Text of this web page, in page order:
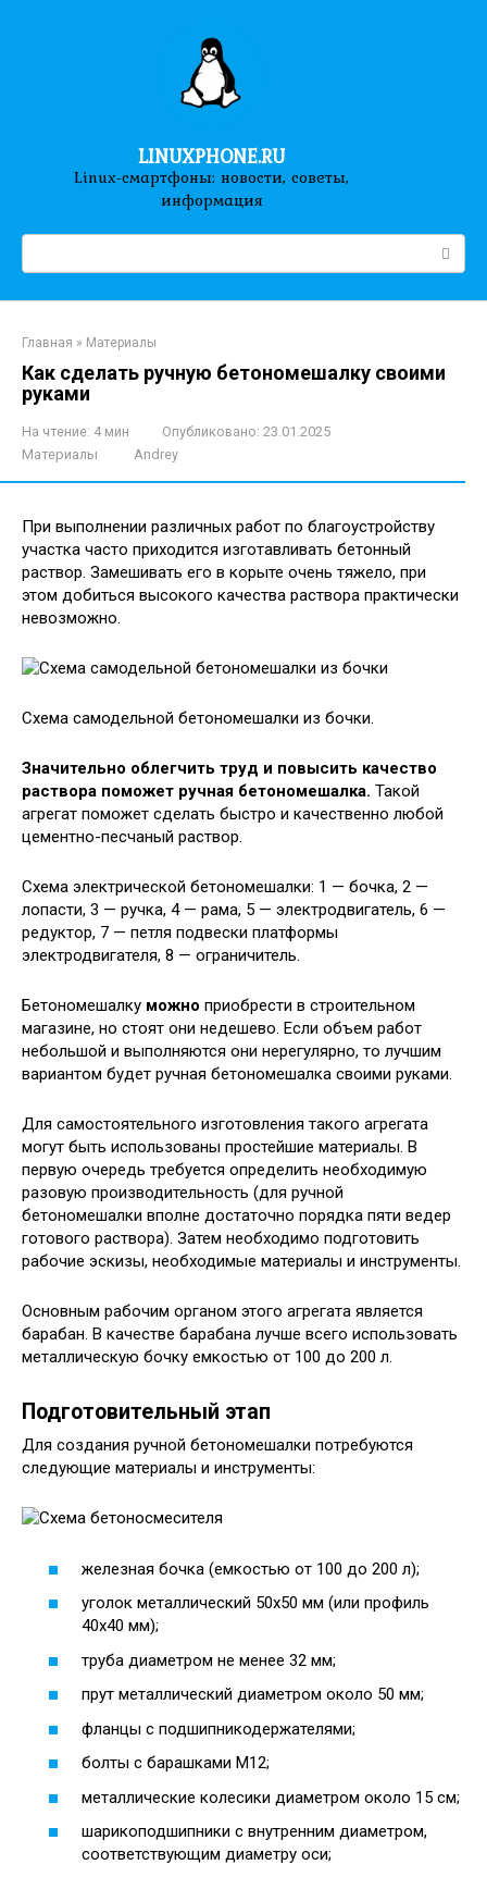
LINUXPHONE.RU
Linux-смартфоны: новости, советы,
информация
Главная » Материалы
Как сделать ручную бетономешалку своими
руками
На чтение: 4 мин Опубликовано: 23.01.2025
Материалы
Andrey
При выполнении различных работ по благоустройству
участка часто приходится изготавливать бетонный
раствор. Замешивать его в корыте очень тяжело, при
этом добиться высокого качества раствора практически
невозможно.
Схема самодельной бетономешалки из бочки.
Значительно облегчить труд и повысить качество
раствора поможет ручная бетономешалка. Такой
агрегат поможет сделать быстро и качественно любой
цементно-песчаный раствор.
Схема электрической бетономешалки: 1 — бочка, 2 —
лопасти, 3 — ручка, 4 — рама, 5 — электродвигатель, 6 —
редуктор, 7 — петля подвески платформы
электродвигателя, 8 — ограничитель.
Бетономешалку можно приобрести в строительном
магазине, но стоят они недешево. Если объем работ
небольшой и выполняются они нерегулярно, то лучшим
вариантом будет ручная бетономешалка своими руками.
Для самостоятельного изготовления такого агрегата
могут быть использованы простейшие материалы. В
первую очередь требуется определить необходимую
разовую производительность (для ручной
бетономешалки вполне достаточно порядка пяти ведер
готового раствора). Затем необходимо подготовить
рабочие эскизы, необходимые материалы и инструменты.
Основным рабочим органом этого агрегата является
барабан. В качестве барабана лучше всего использовать
металлическую бочку емкостью от 100 до 200 л.
Подготовительный этап
Для создания ручной бетономешалки потребуются
следующие материалы и инструменты:
железная бочка (емкостью от 100 до 200 л);
уголок металлический 50х50 мм (или профиль
40х40 мм);
труба диаметром не менее 32 мм;
прут металлический диаметром около 50 мм;
фланцы с подшипникодержателями;
болты с барашками М12;
металлические колесики диаметром около 15 см;
шарикоподшипники с внутренним диаметром,
соответствующим диаметру оси;